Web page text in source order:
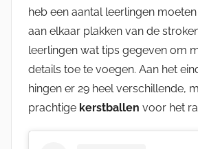
heb een aantal leerlingen
aan elkaar plakken van de
leerlingen wat tips gegeven om
details toe te voegen. Aan het
hingen er 29 heel verschillende,
prachtige kerstballen voor het